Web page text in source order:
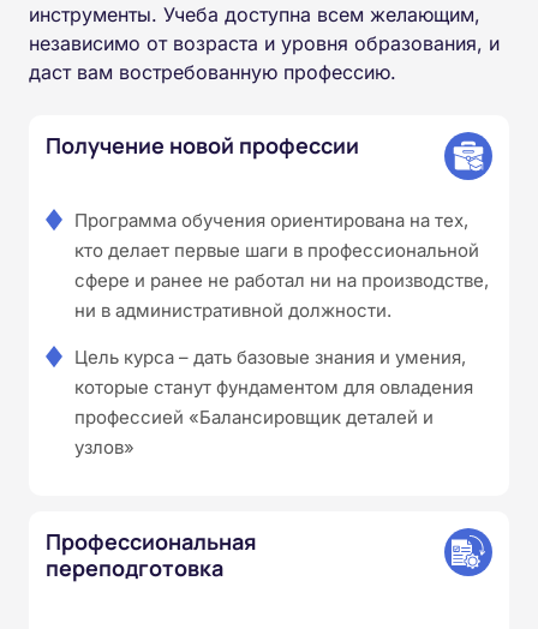
инструменты. Учеба доступна всем желающим,
независимо от возраста и уровня образования, и
даст вам востребованную профессию.
Получение новой профессии
Программа обучения ориентирована на тех,
кто делает первые шаги в профессиональной
сфере и ранее не работал ни на производстве,
ни в административной должности.
Цель курса – дать базовые знания и умения,
которые станут фундаментом для овладения
профессией «Балансировщик деталей и
узлов»
Профессиональная
переподготовка